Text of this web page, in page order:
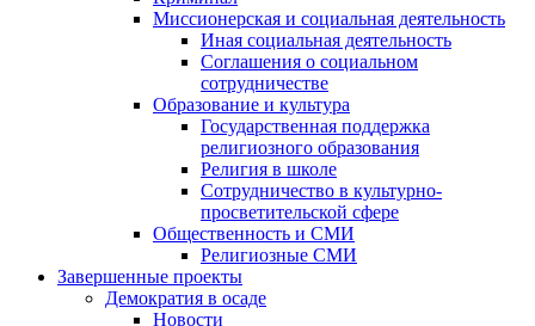
Миссионерская и социальная деятельность
Иная социальная деятельность
Соглашения о социальном
сотрудничестве
Образование и культура
Государственная поддержка
религиозного образования
Религия в школе
Сотрудничество в культурно-
просветительской сфере
Общественность и СМИ
Религиозные СМИ
Завершенные проекты
Демократия в осаде
Новости